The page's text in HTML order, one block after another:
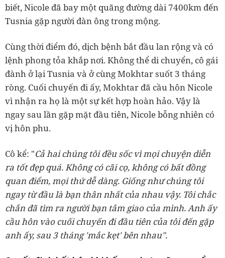
biết, Nicole đã bay một quãng đường dài 7400km đến
Tusnia gặp người đàn ông trong mộng.
Cùng thời điểm đó, dịch bệnh bắt đầu lan rộng và có
lệnh phong tỏa khắp nơi. Không thể di chuyển, cô gái
đành ở lại Tusnia và ở cùng Mokhtar suốt 3 tháng
ròng. Cuối chuyến đi ấy, Mokhtar đã cầu hôn Nicole
vì nhận ra họ là một sự kết hợp hoàn hảo. Vậy là
ngay sau lần gặp mặt đầu tiên, Nicole bỗng nhiên có
vị hôn phu.
Cô kể: "Cả hai chúng tôi đều sốc vì mọi chuyện diễn
ra tốt đẹp quá. Không có cãi cọ, không có bất đồng
quan điểm, mọi thứ dễ dàng. Giống như chúng tôi
ngay từ đầu là bạn thân nhất của nhau vậy. Tôi chắc
chắn đã tìm ra người bạn tâm giao của mình. Anh ấy
cầu hôn vào cuối chuyến đi đầu tiên của tôi đến gặp
anh ấy, sau 3 tháng 'mắc kẹt' bên nhau".